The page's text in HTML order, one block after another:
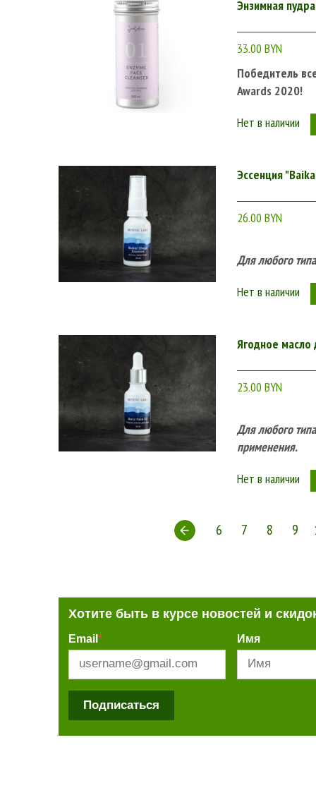
Энзимная
33.00 BYN
Победитель
Awards 2020!
Нет в наличии
Эссенция
26.00 BYN
Для любого
Нет в наличии
Ягодное
23.00 BYN
Для любого
применения.
Нет в наличии
6 7 8 9
Хотите быть в курсе новостей и
Email * Имя
Подписаться